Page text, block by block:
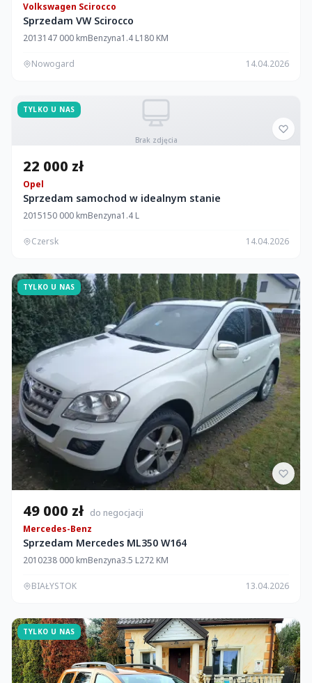
Volkswagen Scirocco
Sprzedam VW Scirocco
2013147 000 kmBenzyna1.4 L180 KM
Nowogard 14.04.2026
Brak zdjęcia
TYLKO U NAS
22 000 zł
Opel
Sprzedam samochod w idealnym stanie
2015150 000 kmBenzyna1.4 L
Czersk 14.04.2026
TYLKO U NAS
49 000 zł do negocjacji
Mercedes-Benz
Sprzedam Mercedes ML350 W164
2010238 000 kmBenzyna3.5 L272 KM
BIAŁYSTOK 13.04.2026
TYLKO U NAS